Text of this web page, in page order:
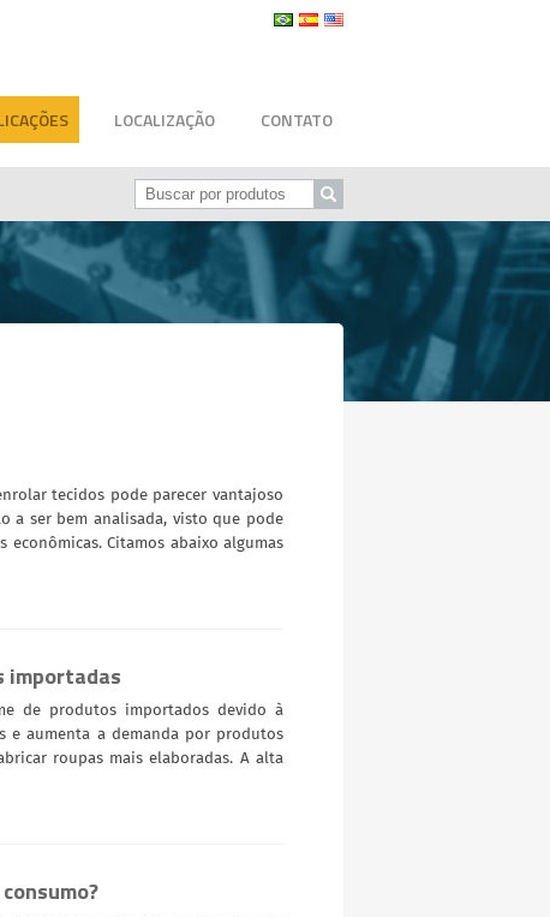
LOCALIZAÇÃO CONTATO
tecidos pode parecer vantajoso
a ser bem analisada, visto que pode
Citamos abaixo algumas
importadas
de produtos importados devido à
e aumenta a demanda por produtos
roupas mais elaboradas. A alta